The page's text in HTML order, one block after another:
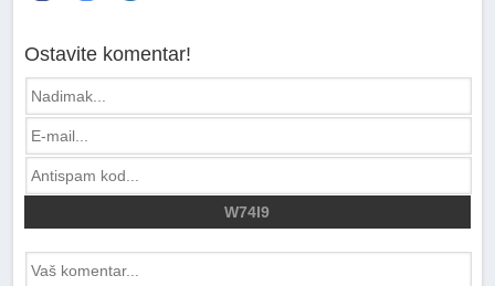
Ostavite komentar!
W74I9